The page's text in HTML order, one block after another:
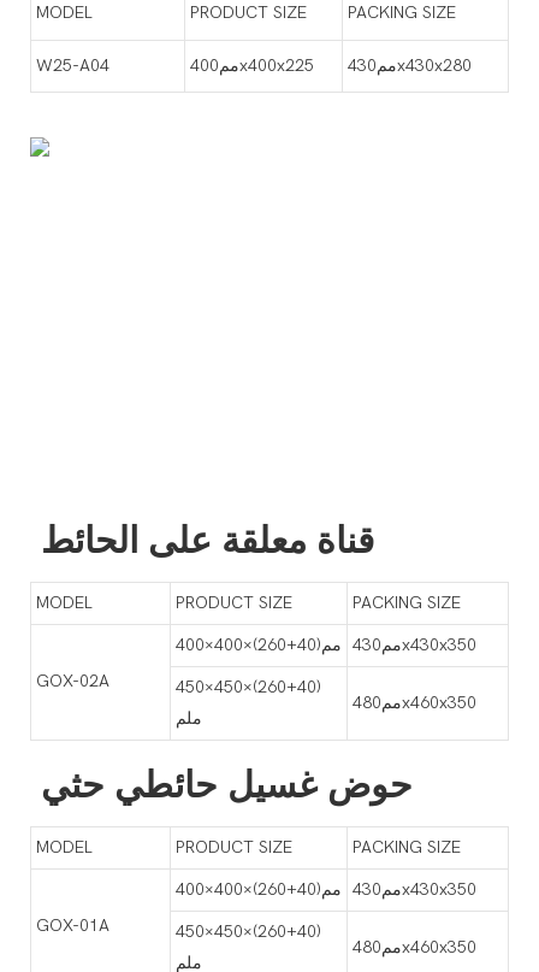
MODEL PRODUCT SIZE PACKING SIZE
W25-A04 مم400x400x225 مم430x430x280
قناة معلقة على الحائط
MODEL PRODUCT SIZE PACKING SIZE
GOX-02A
400×400×(260+40)مم مم430x430x350
450×450×(260+40)
ملم
مم480x460x350
حوض غسيل حائطي حثي
MODEL PRODUCT SIZE PACKING SIZE
GOX-01A
400×400×(260+40)مم مم430x430x350
450×450×(260+40)
ملم
مم480x460x350